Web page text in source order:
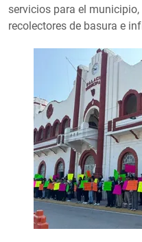
servicios para el
recolectores de basura e